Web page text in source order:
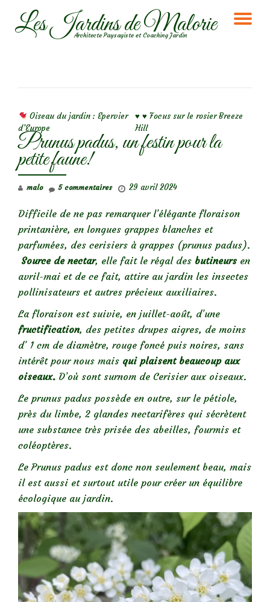
AllerLes Jardins de Malorie
Architecte Paysagiste et Coaching Jardin
Oiseau du jardin : Epervier
d’Europe
♥️ ♥️ Focus sur le rosier Breeze
Hill
Prunus padus, un festin pour la
petite faune!
malo 29 avril 2024
5 commentaires
Difficile de ne pas remarquer l’élégante floraison
printanière, en longues grappes blanches et
parfumées, des cerisiers à grappes (prunus padus).
Source de nectar, elle fait le régal des butineurs en
avril-mai et de ce fait, attire au jardin les insectes
pollinisateurs et autres précieux auxiliaires.
La floraison est suivie, en juillet-août, d’une
fructification, des petites drupes aigres, de moins
d’ 1 cm de diamètre, rouge foncé puis noires, sans
intérêt pour nous mais qui plaisent beaucoup aux
oiseaux. D’où sont surnom de Cerisier aux oiseaux.
Le prunus padus possède en outre, sur le pétiole,
près du limbe, 2 glandes nectarifères qui sécrètent
une substance très prisée des abeilles, fourmis et
coléoptères.
Le Prunus padus est donc non seulement beau, mais
il est aussi et surtout utile pour créer un équilibre
écologique au jardin.